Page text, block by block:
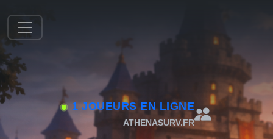
1 JOUEURS EN LIGNE
ATHENASURV.FR